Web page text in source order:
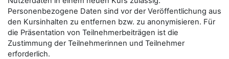
Personenbezogene Daten sind vor der Veröffentlichung aus
den Kursinhalten zu entfernen bzw. zu anonymisieren. Für
die Präsentation von Teilnehmerbeiträgen ist die
Zustimmung der Teilnehmerinnen und Teilnehmer
erforderlich.